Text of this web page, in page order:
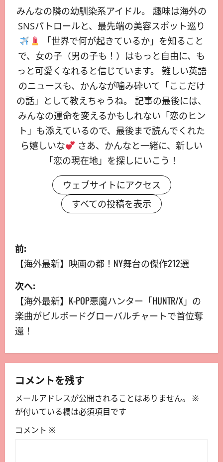
みんなの隣の幼馴染系アイドル。 趣味は海外の
SNSパトロールと、最先端の美容スポット巡り
「世界で何が起きているか」を知ること
で、女の子（男の子も！）はもっと自由に、も
っと可愛くなれると信じています。 難しい英語
のニュースも、かんなが噛み砕いて「ここだけ
の話」として教えちゃうね。 記事の最後には、
みんなの運命を変えるかもしれない「恋のヒン
ト」も添えているので、最後まで読んでくれた
ら嬉しいな
さあ、かんなと一緒に、新しい
「恋の現在地」を探しにいこう！
ウェブサイトにアクセス
すべての投稿を表示
前:
【海外最新】映画の都！NY舞台の傑作212選
次へ:
【海外最新】K-POP悪魔ハンター「HUNTR/X」の
楽曲がビルボードグローバルチャートで首位奪
還！
コメントを残す
メールアドレスが公開されることはありません。
※
が付いている欄は必須項目です
コメント ※